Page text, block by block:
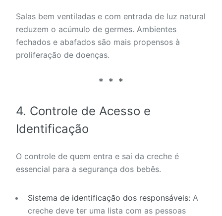
Salas bem ventiladas e com entrada de luz natural
reduzem o acúmulo de germes. Ambientes
fechados e abafados são mais propensos à
proliferação de doenças.
4. Controle de Acesso e
Identificação
O controle de quem entra e sai da creche é
essencial para a segurança dos bebês.
Sistema de identificação dos responsáveis: A
creche deve ter uma lista com as pessoas